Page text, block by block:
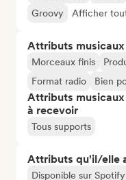
Groovy
Afficher
Attributs musicaux
Morceaux finis
Format radio
Bien
Attributs musicaux
à recevoir
Tous supports
Attributs qu'il/elle
Disponible sur Spotify